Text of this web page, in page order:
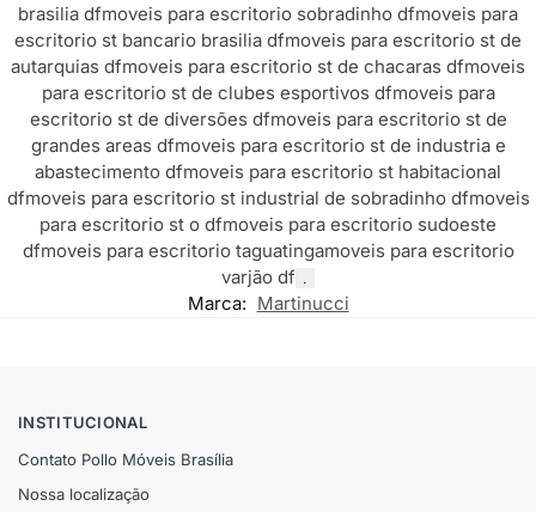
brasilia dfmoveis para escritorio sobradinho dfmoveis para
escritorio st bancario brasilia dfmoveis para escritorio st de
autarquias dfmoveis para escritorio st de chacaras dfmoveis
para escritorio st de clubes esportivos dfmoveis para
escritorio st de diversões dfmoveis para escritorio st de
grandes areas dfmoveis para escritorio st de industria e
abastecimento dfmoveis para escritorio st habitacional
dfmoveis para escritorio st industrial de sobradinho dfmoveis
para escritorio st o dfmoveis para escritorio sudoeste
dfmoveis para escritorio taguatingamoveis para escritorio
varjão df
Marca: Martinucci
INSTITUCIONAL
Contato Pollo Móveis Brasília
Nossa localização